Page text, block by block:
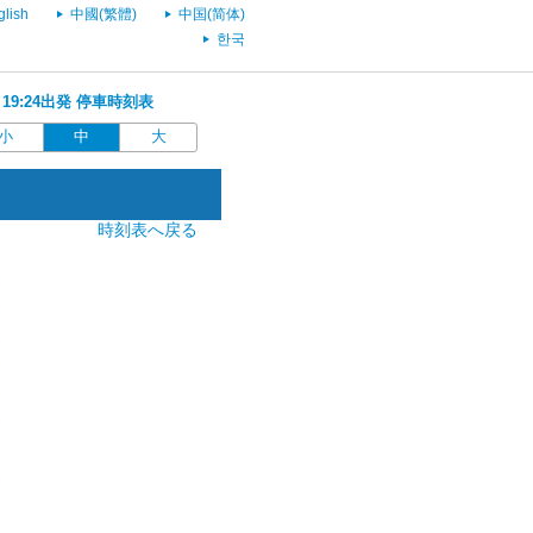
中國(繁體)
中国(简体)
한국
出発 停車時刻表
中 大
時刻表へ戻る